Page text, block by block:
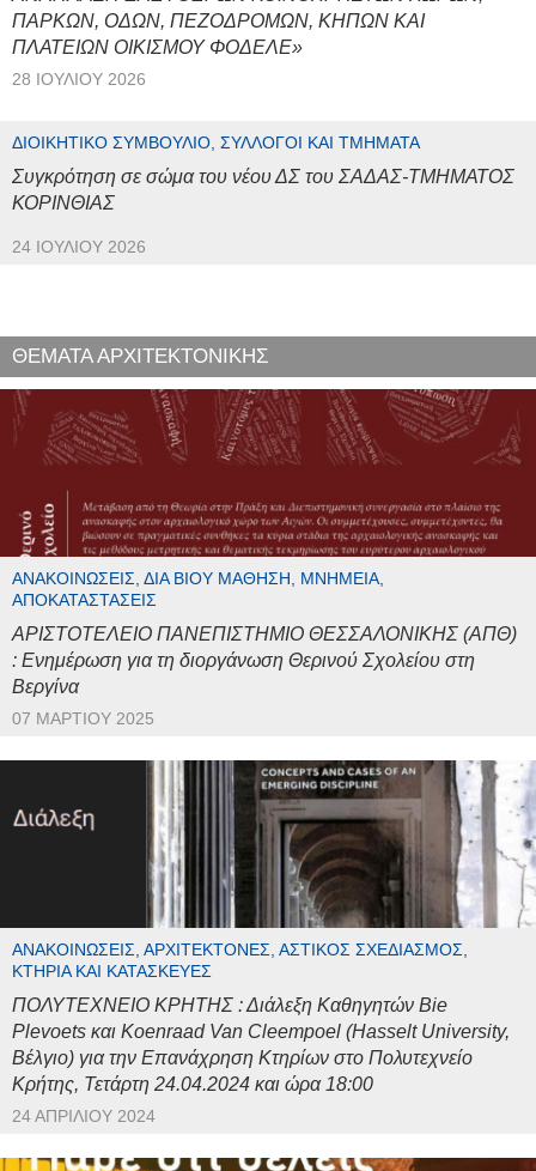
ΠΑΡΚΩΝ, ΟΔΩΝ, ΠΕΖΟΔΡΟΜΩΝ, ΚΗΠΩΝ ΚΑΙ
ΠΛΑΤΕΙΩΝ ΟΙΚΙΣΜΟΥ ΦΟΔΕΛΕ»
28 ΙΟΥΛΊΟΥ 2026
ΔΙΟΙΚΗΤΙΚΌ ΣΥΜΒΟΎΛΙΟ, ΣΎΛΛΟΓΟΙ ΚΑΙ ΤΜΉΜΑΤΑ
Συγκρότηση σε σώμα του νέου ΔΣ του ΣΑΔΑΣ-ΤΜΗΜΑΤΟΣ
ΚΟΡΙΝΘΙΑΣ
24 ΙΟΥΛΊΟΥ 2026
ΘΕΜΑΤΑ ΑΡΧΙΤΕΚΤΟΝΙΚΗΣ
ΑΝΑΚΟΙΝΏΣΕΙΣ, ΔΙΆ ΒΊΟΥ ΜΆΘΗΣΗ, ΜΝΗΜΕΊΑ,
ΑΠΟΚΑΤΑΣΤΆΣΕΙΣ
ΑΡΙΣΤΟΤΕΛΕΙΟ ΠΑΝΕΠΙΣΤΗΜΙΟ ΘΕΣΣΑΛΟΝΙΚΗΣ (ΑΠΘ)
: Ενημέρωση για τη διοργάνωση Θερινού Σχολείου στη
Βεργίνα
07 ΜΑΡΤΊΟΥ 2025
ΑΝΑΚΟΙΝΏΣΕΙΣ, ΑΡΧΙΤΈΚΤΟΝΕΣ, ΑΣΤΙΚΌΣ ΣΧΕΔΙΑΣΜΌΣ,
ΚΤΉΡΙΑ ΚΑΙ ΚΑΤΑΣΚΕΥΈΣ
ΠΟΛΥΤΕΧΝΕΙΟ ΚΡΗΤΗΣ : Διάλεξη Καθηγητών Bie
Plevoets και Koenraad Van Cleempoel (Hasselt University,
Βέλγιο) για την Επανάχρηση Κτηρίων στο Πολυτεχνείο
Κρήτης, Τετάρτη 24.04.2024 και ώρα 18:00
24 ΑΠΡΙΛΊΟΥ 2024